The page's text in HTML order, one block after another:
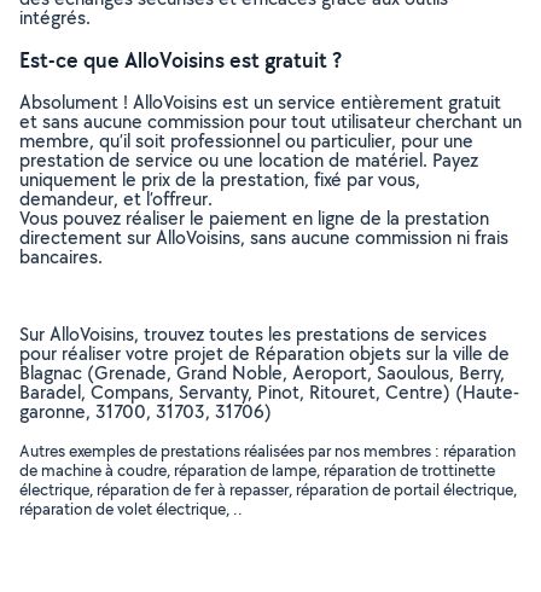
intégrés.
Est-ce que AlloVoisins est gratuit ?
Absolument ! AlloVoisins est un service entièrement gratuit
et sans aucune commission pour tout utilisateur cherchant un
membre, qu’il soit professionnel ou particulier, pour une
prestation de service ou une location de matériel. Payez
uniquement le prix de la prestation, fixé par vous,
demandeur, et l’offreur.
Vous pouvez réaliser le paiement en ligne de la prestation
directement sur AlloVoisins, sans aucune commission ni frais
bancaires.
Sur AlloVoisins, trouvez toutes les prestations de services
pour réaliser votre projet de Réparation objets sur la ville de
Blagnac (Grenade, Grand Noble, Aeroport, Saoulous, Berry,
Baradel, Compans, Servanty, Pinot, Ritouret, Centre) (Haute-
garonne, 31700, 31703, 31706)
Autres exemples de prestations réalisées par nos membres : réparation
de machine à coudre, réparation de lampe, réparation de trottinette
électrique, réparation de fer à repasser, réparation de portail électrique,
réparation de volet électrique, ..